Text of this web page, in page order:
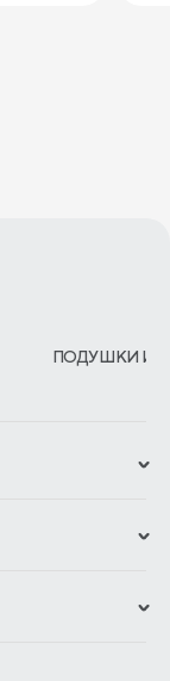
ПОДУШКИ И